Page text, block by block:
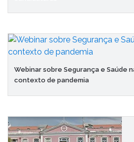
Webinar sobre Segurança e Saúde
contexto de pandemia